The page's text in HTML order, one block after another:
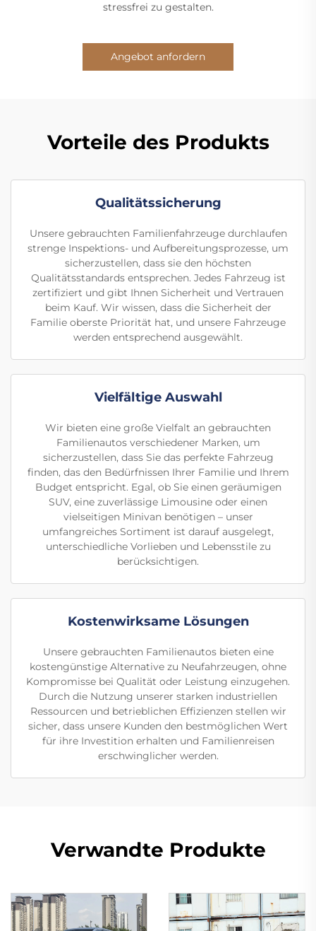
stressfrei zu gestalten.
Angebot anfordern
Vorteile des Produkts
Qualitätssicherung
Unsere gebrauchten Familienfahrzeuge durchlaufen
strenge Inspektions- und Aufbereitungsprozesse, um
sicherzustellen, dass sie den höchsten
Qualitätsstandards entsprechen. Jedes Fahrzeug ist
zertifiziert und gibt Ihnen Sicherheit und Vertrauen
beim Kauf. Wir wissen, dass die Sicherheit der
Familie oberste Priorität hat, und unsere Fahrzeuge
werden entsprechend ausgewählt.
Vielfältige Auswahl
Wir bieten eine große Vielfalt an gebrauchten
Familienautos verschiedener Marken, um
sicherzustellen, dass Sie das perfekte Fahrzeug
finden, das den Bedürfnissen Ihrer Familie und Ihrem
Budget entspricht. Egal, ob Sie einen geräumigen
SUV, eine zuverlässige Limousine oder einen
vielseitigen Minivan benötigen – unser
umfangreiches Sortiment ist darauf ausgelegt,
unterschiedliche Vorlieben und Lebensstile zu
berücksichtigen.
Kostenwirksame Lösungen
Unsere gebrauchten Familienautos bieten eine
kostengünstige Alternative zu Neufahrzeugen, ohne
Kompromisse bei Qualität oder Leistung einzugehen.
Durch die Nutzung unserer starken industriellen
Ressourcen und betrieblichen Effizienzen stellen wir
sicher, dass unsere Kunden den bestmöglichen Wert
für ihre Investition erhalten und Familienreisen
erschwinglicher werden.
Verwandte Produkte